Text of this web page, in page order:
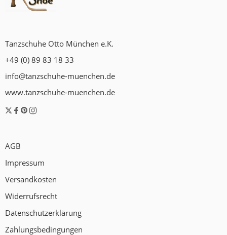
Tanzschuhe Otto München e.K.
+49 (0) 89 83 18 33
info@tanzschuhe-muenchen.de
www.tanzschuhe-muenchen.de
AGB
Impressum
Versandkosten
Widerrufsrecht
Datenschutzerklärung
Zahlungsbedingungen